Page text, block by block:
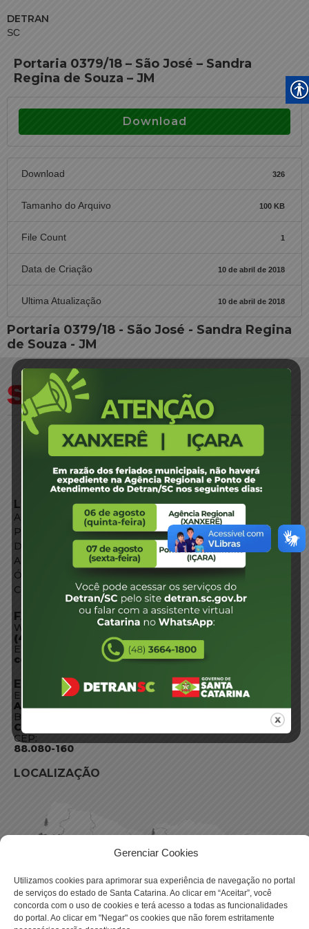
Gerenciar Cookies
Utilizamos cookies para aprimorar sua experiência de navegação no portal
de serviços do estado de Santa Catarina. Ao clicar em “Aceitar”, você
concorda com o uso de cookies e terá acesso a todas as funcionalidades
do portal. Ao clicar em "Negar" os cookies que não forem estritamente
DETRAN
SC
Portaria 0379/18 – São José – Sandra
Regina de Souza – JM
Download
Download 326
Tamanho do Arquivo 100 KB
File Count 1
Data de Criação 10 de abril de 2018
Ultima Atualização 10 de abril de 2018
Portaria 0379/18 - São José - Sandra Regina
de Souza - JM
LINKS EXTERNOS
Agência de Notícias
Portal de Serviços
Diário Oficial
Acesso à Informação
Órgãos do Governo
Conheça SC
FALE CONOSCO
WhatsApp:
(48) 3664-1800
E-mail:
centraldeinformacoes@detran.sc.gov.br
ENDEREÇO
Endereço:
Av. Almirante Tamandaré - 480
Bairro:
Coqueiros, Florianópolis SC
CEP:
88.080-160
LOCALIZAÇÃO